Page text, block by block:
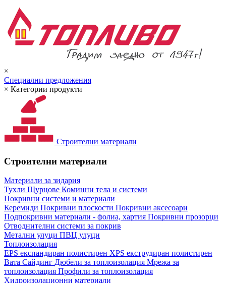
×
Специални предложения
× Категории продукти
Строителни материали
Строителни материали
Материали за зидария
Тухли Щурцове Коминни тела и системи
Покривни системи и материали
Керемиди Покривни плоскости Покривни аксесоари
Подпокривни материали - фолиа, хартия Покривни прозорци
Отводнителни системи за покрив
Метални улуци ПВЦ улуци
Топлоизолация
EPS експандиран полистирен XPS екструдиран полистирен
Вата Сайдинг Дюбели за топлоизолация Мрежа за
топлоизолация Профили за топлоизолация
Хидроизолационни материали